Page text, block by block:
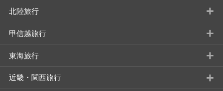
北陸旅行 +
甲信越旅行 +
東海旅行 +
近畿・関西旅行 +